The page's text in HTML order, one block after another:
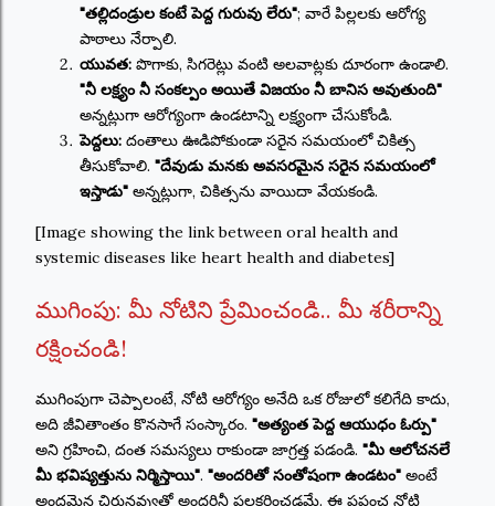
"తల్లిదండ్రుల కంటే పెద్ద గురువు లేరు"; వారే పిల్లలకు ఆరోగ్య
పాఠాలు నేర్పాలి.
యువత: పొగాకు, సిగరెట్లు వంటి అలవాట్లకు దూరంగా ఉండాలి.
"నీ లక్ష్యం నీ సంకల్పం అయితే విజయం నీ బానిస అవుతుంది"
అన్నట్లుగా ఆరోగ్యంగా ఉండటాన్ని లక్ష్యంగా చేసుకోండి.
పెద్దలు: దంతాలు ఊడిపోకుండా సరైన సమయంలో చికిత్స
తీసుకోవాలి. "దేవుడు మనకు అవసరమైన సరైన సమయంలో
ఇస్తాడు" అన్నట్లుగా, చికిత్సను వాయిదా వేయకండి.
[Image showing the link between oral health and
systemic diseases like heart health and diabetes]
ముగింపు: మీ నోటిని ప్రేమించండి.. మీ శరీరాన్ని
రక్షించండి!
ముగింపుగా చెప్పాలంటే, నోటి ఆరోగ్యం అనేది ఒక రోజులో కలిగేది కాదు,
అది జీవితాంతం కొనసాగే సంస్కారం. "అత్యంత పెద్ద ఆయుధం ఓర్పు"
అని గ్రహించి, దంత సమస్యలు రాకుండా జాగ్రత్త పడండి. "మీ ఆలోచనలే
మీ భవిష్యత్తును నిర్మిస్తాయి". "అందరితో సంతోషంగా ఉండటం" అంటే
అందమైన చిరునవ్వుతో అందరినీ పలకరించడమే. ఈ ప్రపంచ నోటి